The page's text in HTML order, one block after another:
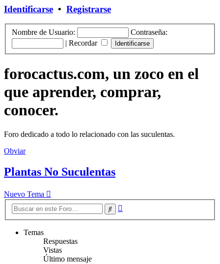
Identificarse • Registrarse
Nombre de Usuario:
Contraseña:
| Recordar
forocactus.com, un zoco en el
que aprender, comprar,
conocer.
Foro dedicado a todo lo relacionado con las suculentas.
Obviar
Plantas No Suculentas
Nuevo Tema
Buscar
Temas
Respuestas
Vistas
Último mensaje